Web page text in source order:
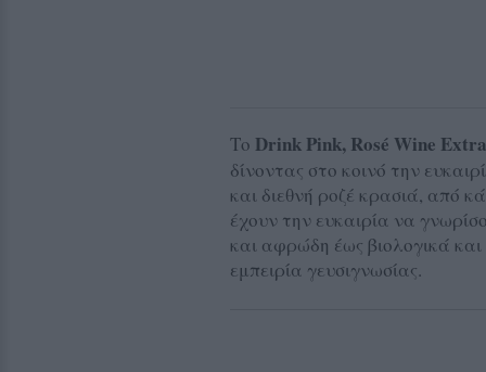
Το Drink Pink, Rosé Wine
δίνοντας στο κοινό την
και διεθνή ροζέ κρασιά, από
έχουν την ευκαιρία να
και αφρώδη έως βιολογικά
εμπειρία γευσιγνωσίας.